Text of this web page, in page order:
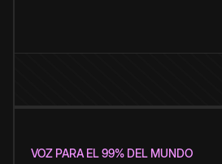
VOZ PARA EL 99% DEL MUNDO